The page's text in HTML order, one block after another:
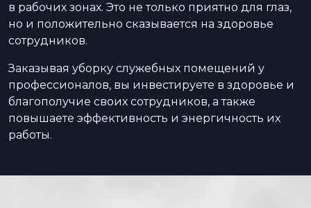
в рабочих зонах. Это не только приятно для глаз,
но и положительно сказывается на здоровье
сотрудников.
Заказывая уборку служебных помещений у
профессионалов, вы инвестируете в здоровье и
благополучие своих сотрудников, а также
повышаете эффективность и энергичность их
работы.